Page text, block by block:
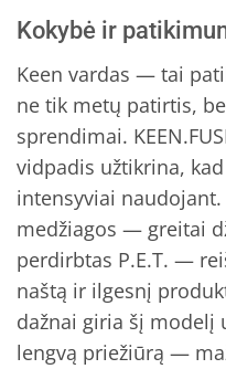
Kokybė ir
Keen vardas — tai
ne tik metų patirtis,
sprendimai.
vidpadis užtikrina,
intensyviai
medžiagos — greitai
perdirbtas P.E.T. —
naštą ir ilgesnį
dažnai giria šį modelį
lengvą priežiūrą —